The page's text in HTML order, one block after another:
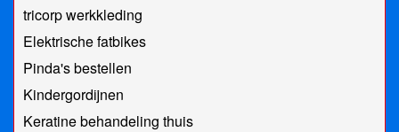
tricorp werkkleding
Elektrische fatbikes
Pinda's bestellen
Kindergordijnen
Keratine behandeling thuis